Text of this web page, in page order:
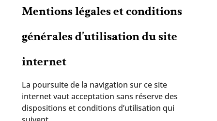
Mentions légales et conditions
générales d’utilisation du site
internet
La poursuite de la navigation sur ce site
internet vaut acceptation sans réserve des
dispositions et conditions d’utilisation qui